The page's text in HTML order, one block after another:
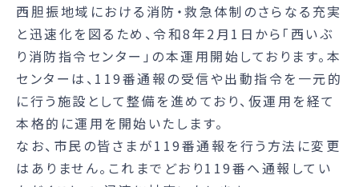
西胆振地域における消防・救急体制のさらなる充実
と迅速化を図るため、令和8年2月1日から「西いぶ
り消防指令センター」の本運用開始しております。本
センターは、119番通報の受信や出動指令を一元的
に行う施設として整備を進めており、仮運用を経て
本格的に運用を開始いたします。
なお、市民の皆さまが119番通報を行う方法に変更
はありません。これまでどおり119番へ通報してい